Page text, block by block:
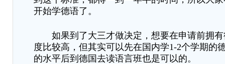
开始学德语了。
如果到了大三才做决定，想要在申请前拥有
度比较高，但其实可以先在国内学1-2个学期的
的水平后到德国去读语言班也是可以的。